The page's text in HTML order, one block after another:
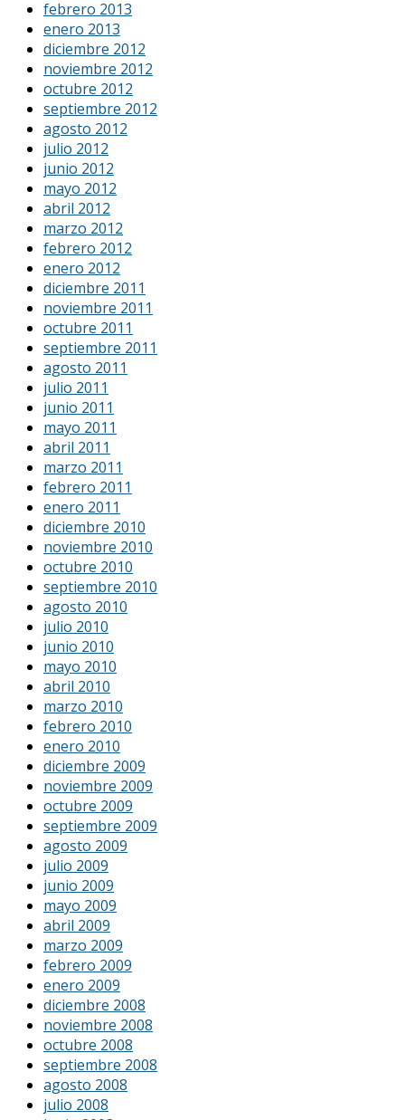
febrero 2013
enero 2013
diciembre 2012
noviembre 2012
octubre 2012
septiembre 2012
agosto 2012
julio 2012
junio 2012
mayo 2012
abril 2012
marzo 2012
febrero 2012
enero 2012
diciembre 2011
noviembre 2011
octubre 2011
septiembre 2011
agosto 2011
julio 2011
junio 2011
mayo 2011
abril 2011
marzo 2011
febrero 2011
enero 2011
diciembre 2010
noviembre 2010
octubre 2010
septiembre 2010
agosto 2010
julio 2010
junio 2010
mayo 2010
abril 2010
marzo 2010
febrero 2010
enero 2010
diciembre 2009
noviembre 2009
octubre 2009
septiembre 2009
agosto 2009
julio 2009
junio 2009
mayo 2009
abril 2009
marzo 2009
febrero 2009
enero 2009
diciembre 2008
noviembre 2008
octubre 2008
septiembre 2008
agosto 2008
julio 2008